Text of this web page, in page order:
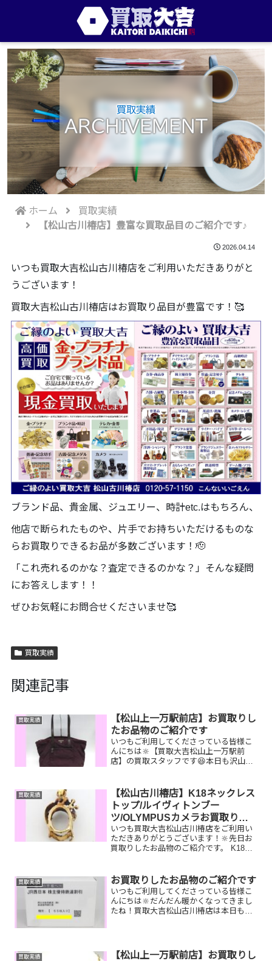
買取実績
ARCHIVEMENT
ホーム
買取実績
【松山古川椿店】豊富な買取品目のご紹介です♪
2026.04.14
いつも買取大吉松山古川椿店をご利用いただきありがと
うございます！
買取大吉松山古川椿店はお買取り品目が豊富です！🥰
ブランド品、貴金属、ジュエリー、時計etc.はもちろん、
他店で断られたものや、片手でお持ちいただけるものな
らお買取りできるお品が多数ございます！🫡
「これ売れるのかな？査定できるのかな？」そんな疑問
にお答えします！！
ぜひお気軽にお問合せくださいませ🥰
買取実績
関連記事
買取実績
【松山上一万駅前店】お買取りし
たお品物のご紹介です
いつもご利用してくださっている皆様こ
んにちは🔆【買取大吉松山上一万駅前
店】の買取スタッフです😆本日も沢山の
バッグ 古銭
図書カードNEXTし...
買取実績
【松山古川椿店】K18ネックレス
トップ/ルイヴィトンブー
ツ/OLYMPUSカメラお買取りし
ました
いつも買取大吉松山古川椿店をご利用い
ただきありがとうございます！🔆先日お
買取りしたお品物のご紹介です。 K18ネ
お家で眠っているお品物はございません
か？ぜひ買取...
買取実績 お買取りしたお品物のご紹介です
いつもご利用してくださっている皆様こ
んにちは🔆だんだん暖かくなってきまし
たね！買取大吉松山古川椿店は本日も元
ひ！買取大吉松山古川椿店...
買取実績
【松山上一万駅前店】お買取りし